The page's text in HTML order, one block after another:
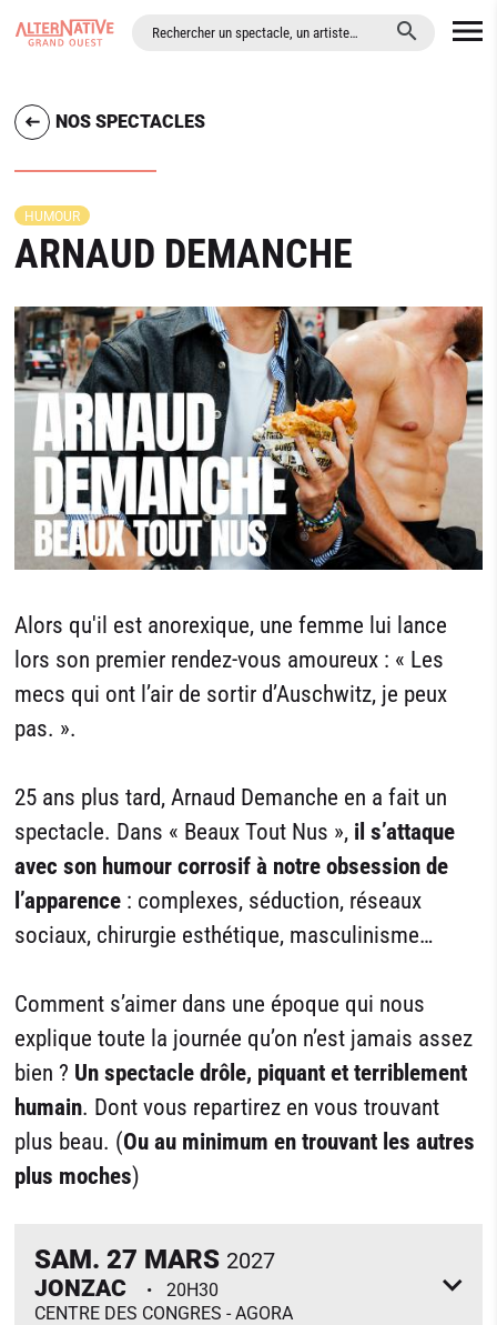
NOS SPECTACLES
HUMOUR
ARNAUD DEMANCHE
Alors qu'il est anorexique, une femme lui lance
lors son premier rendez-vous amoureux : « Les
mecs qui ont l’air de sortir d’Auschwitz, je peux
pas. ».
25 ans plus tard, Arnaud Demanche en a fait un
spectacle. Dans « Beaux Tout Nus », il s’attaque
avec son humour corrosif à notre obsession de
l’apparence : complexes, séduction, réseaux
sociaux, chirurgie esthétique, masculinisme…
Comment s’aimer dans une époque qui nous
explique toute la journée qu’on n’est jamais assez
bien ? Un spectacle drôle, piquant et terriblement
humain. Dont vous repartirez en vous trouvant
plus beau. (Ou au minimum en trouvant les autres
plus moches)
SAM. 27 MARS 2027
JONZAC
20H30
CENTRE DES CONGRES - AGORA